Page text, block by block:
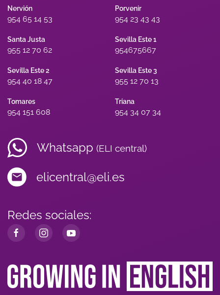
Nervión
954 65 14 53
Porvenir
954 23 43 43
Santa Justa
955 12 70 62
Sevilla Este 1
954675667
Sevilla Este 2
954 40 18 47
Sevilla Este 3
955 12 70 13
Tomares
954 151 608
Triana
954 34 07 34
Whatsapp (ELI central)
elicentral@eli.es
Redes sociales: